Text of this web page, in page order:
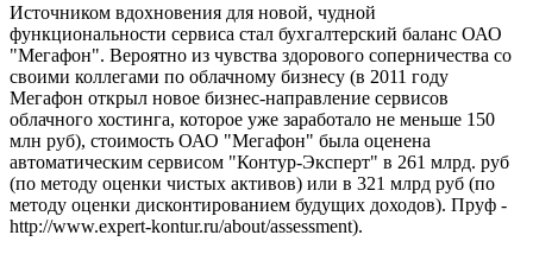
Источником вдохновения для новой, чудной
функциональности сервиса стал бухгалтерский баланс ОАО
"Мегафон". Вероятно из чувства здорового соперничества со
своими коллегами по облачному бизнесу (в 2011 году
Мегафон открыл новое бизнес-направление сервисов
облачного хостинга, которое уже заработало не меньше 150
млн руб), стоимость ОАО "Мегафон" была оценена
автоматическим сервисом "Контур-Эксперт" в 261 млрд. руб
(по методу оценки чистых активов) или в 321 млрд руб (по
методу оценки дисконтированием будущих доходов). Пруф -
http://www.expert-kontur.ru/about/assessment).